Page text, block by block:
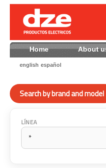
Home About
english español
Search by brand and model
LÍNEA